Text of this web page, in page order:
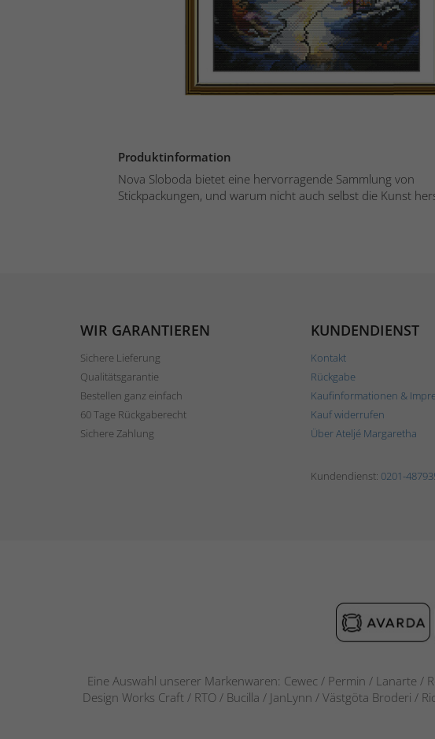
Produktinformation
Nova Sloboda bietet eine hervorragende Sammlung von
Stickpackungen, und warum nicht auch selbst die Kunst
WIR GARANTIEREN
Sichere Lieferung
Qualitätsgarantie
Bestellen ganz einfach
60 Tage Rückgaberecht
Sichere Zahlung
KUNDENDIENST
Kontakt
Rückgabe
Kaufinformationen &
Kauf widerrufen
Über Ateljé Margaretha
Kundendienst: 0201-
Eine Auswahl unserer Markenwaren: Cewec / Permin / Lanarte /
Design Works Craft / RTO / Bucilla / JanLynn / Västgöta Broderi /